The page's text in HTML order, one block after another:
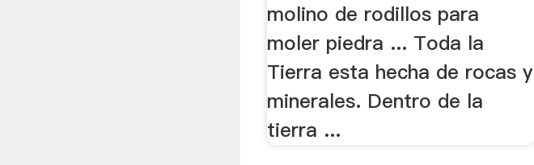
molino de rodillos para
moler piedra ... Toda la
Tierra esta hecha de rocas y
minerales. Dentro de la
tierra ...